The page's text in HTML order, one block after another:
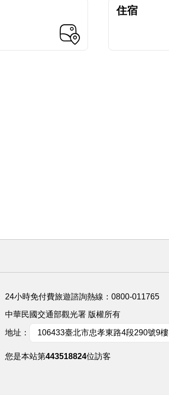
住宿
24小時免付費旅遊諮詢熱線： 0800-011765
中華民國交通部觀光署 版權所有
地址： 106433臺北市忠孝東路4段290號9樓
您是本站第443518824位訪客